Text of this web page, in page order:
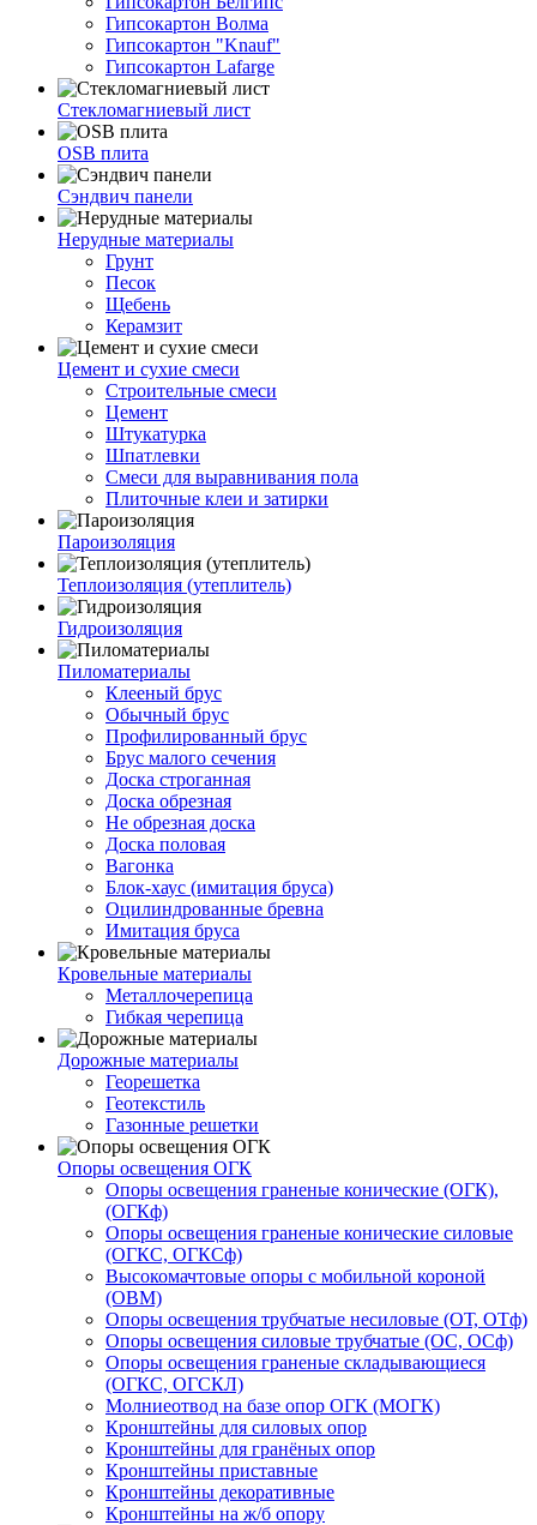
Гипсокартон Волма
Гипсокартон "Knauf"
Гипсокартон Lafarge
Стекломагниевый лист
OSB плита
Сэндвич панели
Нерудные материалы
Грунт
Песок
Щебень
Керамзит
Цемент и сухие смеси
Строительные смеси
Цемент
Штукатурка
Шпатлевки
Смеси для выравнивания пола
Плиточные клеи и затирки
Пароизоляция
Теплоизоляция (утеплитель)
Гидроизоляция
Пиломатериалы
Клееный брус
Обычный брус
Профилированный брус
Брус малого сечения
Доска строганная
Доска обрезная
Не обрезная доска
Доска половая
Вагонка
Блок-хаус (имитация бруса)
Оцилиндрованные бревна
Имитация бруса
Кровельные материалы
Металлочерепица
Гибкая черепица
Дорожные материалы
Георешетка
Геотекстиль
Газонные решетки
Опоры освещения ОГК
Опоры освещения граненые конические (ОГК),
(ОГКф)
Опоры освещения граненые конические силовые
(ОГКС, ОГКСф)
Высокомачтовые опоры с мобильной короной
(ОВМ)
Опоры освещения трубчатые несиловые (ОТ, ОТф)
Опоры освещения силовые трубчатые (ОС, ОСф)
Опоры освещения граненые складывающиеся
(ОГКС, ОГСКЛ)
Молниеотвод на базе опор ОГК (МОГК)
Кронштейны для силовых опор
Кронштейны для гранёных опор
Кронштейны приставные
Кронштейны декоративные
Кронштейны на ж/б опору